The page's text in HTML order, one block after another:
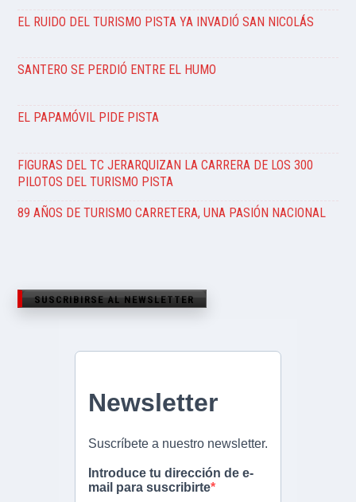
EL RUIDO DEL TURISMO PISTA YA INVADIÓ SAN NICOLÁS
SANTERO SE PERDIÓ ENTRE EL HUMO
EL PAPAMÓVIL PIDE PISTA
FIGURAS DEL TC JERARQUIZAN LA CARRERA DE LOS 300
PILOTOS DEL TURISMO PISTA
89 AÑOS DE TURISMO CARRETERA, UNA PASIÓN NACIONAL
SUSCRIBIRSE AL NEWSLETTER